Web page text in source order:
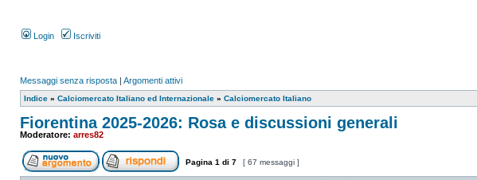
Login Iscriviti
Messaggi senza risposta | Argomenti attivi
Indice » Calciomercato Italiano ed Internazionale » Calciomercato Italiano
Fiorentina 2025-2026: Rosa e discussioni generali
Moderatore: arres82
Pagina 1 di 7 [ 67 messaggi ]